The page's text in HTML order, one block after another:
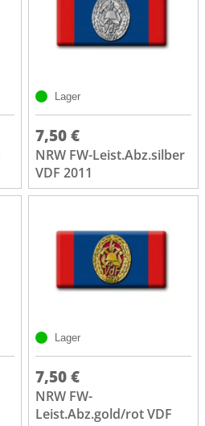
Lager
7,50 €
NRW FW-Leist.Abz.silber
VDF 2011
Lager
7,50 €
NRW FW-
Leist.Abz.gold/rot VDF